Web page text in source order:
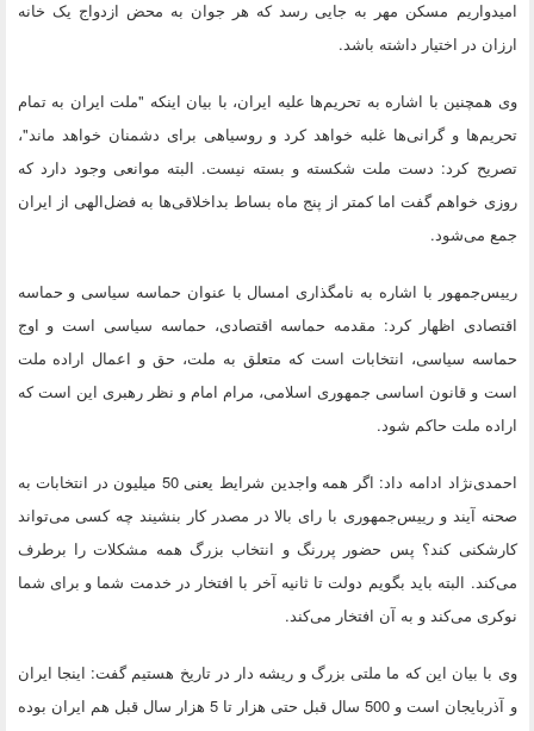
امیدواریم مسکن مهر به جایی رسد که هر جوان به محض ازدواج یک خانه
ارزان در اختیار داشته باشد.
وی همچنین با اشاره به تحریم‌ها علیه ایران، با بیان اینکه "ملت ایران به تمام
تحریم‌ها و گرانی‌ها غلبه خواهد کرد و روسیاهی برای دشمنان خواهد ماند"،
تصریح کرد:‌ دست ملت شکسته و بسته نیست. البته موانعی وجود دارد که
روزی خواهم گفت اما کمتر از پنج ماه بساط بداخلاقی‌ها به فضل‌الهی از ایران
جمع می‌شود.
رییس‌جمهور با اشاره به نامگذاری امسال با عنوان حماسه سیاسی و حماسه
اقتصادی اظهار کرد: مقدمه حماسه اقتصادی، حماسه سیاسی است و اوج
حماسه سیاسی، انتخابات است که متعلق به ملت، حق و اعمال اراده ملت
است و قانون اساسی جمهوری اسلامی، مرام امام و نظر رهبری این است که
اراده ملت حاکم شود.
احمدی‌نژاد ادامه داد: اگر همه واجدین شرایط یعنی 50 میلیون در انتخابات به
صحنه آیند و رییس‌جمهوری با رای بالا در مصدر کار بنشیند چه کسی می‌تواند
کارشکنی کند؟ پس حضور پررنگ و انتخاب بزرگ همه مشکلات را برطرف
می‌کند. البته باید بگویم دولت تا ثانیه آخر با افتخار در خدمت شما و برای شما
نوکری می‌کند و به آن افتخار می‌کند.
وی با بیان این که ما ملتی بزرگ و ریشه دار در تاریخ هستیم گفت: اینجا ایران
و‌ آذربایجان است و 500 سال قبل حتی هزار تا 5 هزار سال قبل هم ایران بوده